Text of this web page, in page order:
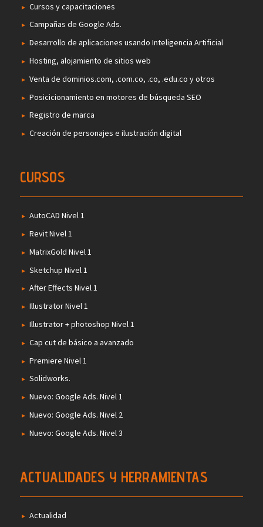
Cursos y capacitaciones
Campañas de Google Ads.
Desarrollo de aplicaciones usando Inteligencia Artificial
Hosting, alojamiento de sitios web
Venta de dominios.com, .com.co, .co, .edu.co y otros
Posicicionamiento en motores de búsqueda SEO
Registro de marca
Creación de personajes e ilustración digital
CURSOS
AutoCAD Nivel 1
Revit Nivel 1
MatrixGold Nivel 1
Sketchup Nivel 1
After Effects Nivel 1
Illustrator Nivel 1
Illustrator + photoshop Nivel 1
Cap cut de básico a avanzado
Premiere Nivel 1
Solidworks.
Nuevo: Google Ads. Nivel 1
Nuevo: Google Ads. Nivel 2
Nuevo: Google Ads. Nivel 3
ACTUALIDADES Y HERRAMIENTAS
Actualidad